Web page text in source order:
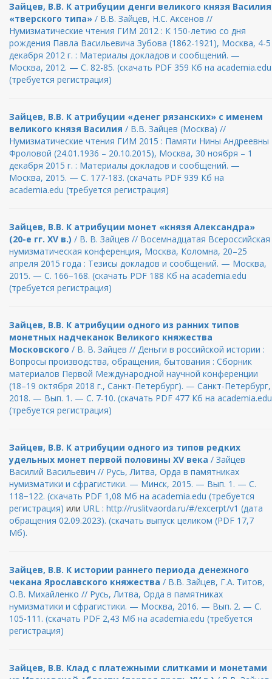
Зайцев, В.В. К атрибуции денги великого князя Василия
«тверского типа» / В.В. Зайцев, Н.С. Аксенов //
Нумизматические чтения ГИМ 2012 : К 150-летию со дня
рождения Павла Васильевича Зубова (1862-1921), Москва, 4-5
декабря 2012 г. : Материалы докладов и сообщений. —
Москва, 2012. — С. 82-85. (скачать PDF 359 Кб на academia.edu
(требуется регистрация)
Зайцев, В.В. К атрибуции «денег рязанских» с именем
великого князя Василия / В.В. Зайцев (Москва) //
Нумизматические чтения ГИМ 2015 : Памяти Нины Андреевны
Фроловой (24.01.1936 – 20.10.2015), Москва, 30 ноября – 1
декабря 2015 г. : Материалы докладов и сообщений. —
Москва, 2015. — С. 177-183. (скачать PDF 939 Кб на
academia.edu (требуется регистрация)
Зайцев, В.В. К атрибуции монет «князя Александра»
(20-е гг. XV в.) / В. В. Зайцев // Восемнадцатая Всероссийская
нумизматическая конференция, Москва, Коломна, 20–25
апреля 2015 года : Тезисы докладов и сообщений. — Москва,
2015. — С. 166−168. (скачать PDF 188 Кб на academia.edu
(требуется регистрация)
Зайцев, В.В. К атрибуции одного из ранних типов
монетных надчеканок Великого княжества
Московского / В. В. Зайцев // Деньги в российской истории :
Вопросы производства, обращения, бытования : Сборник
материалов Первой Международной научной конференции
(18–19 октября 2018 г., Санкт-Петербург). — Санкт-Петербург,
2018. — Вып. 1. — С. 7-10. (скачать PDF 477 Кб на academia.edu
(требуется регистрация)
Зайцев, В.В. К атрибуции одного из типов редких
удельных монет первой половины XV века / Зайцев
Василий Васильевич // Русь, Литва, Орда в памятниках
нумизматики и сфрагистики. — Минск, 2015. — Вып. 1. — С.
118−122. (скачать PDF 1,08 Мб на academia.edu (требуется
регистрация) или URL : http://ruslitvaorda.ru/#/excerpt/v1 (дата
обращения 02.09.2023). (скачать выпуск целиком (PDF 17,7
Мб).
Зайцев, В.В. К истории раннего периода денежного
чекана Ярославского княжества / В.В. Зайцев, Г.А. Титов,
О.В. Михайленко // Русь, Литва, Орда в памятниках
нумизматики и сфрагистики. — Москва, 2016. — Вып. 2. — С.
105-111. (скачать PDF 2,43 Мб на academia.edu (требуется
регистрация)
Зайцев, В.В. Клад с платежными слитками и монетами